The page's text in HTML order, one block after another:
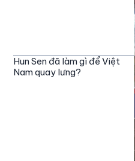
Hun Sen đã làm gì để Việt
Nam quay lưng?